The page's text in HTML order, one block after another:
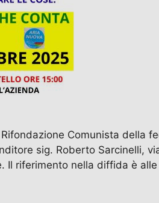
Comunista della
sig. Roberto Sarcinelli,
Il riferimento nella diffida è